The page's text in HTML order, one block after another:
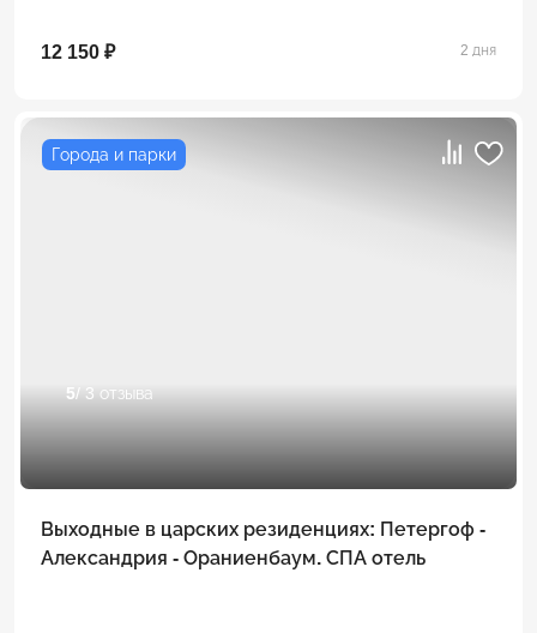
12 150 ₽ 2 дня
Города и парки
5/ 3 отзыва
Выходные в царских резиденциях: Петергоф -
Александрия - Ораниенбаум. СПА отель